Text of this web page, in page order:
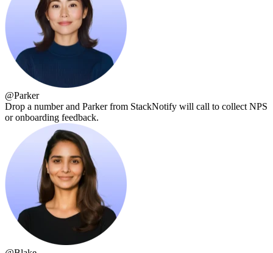
@Parker
Drop a number and Parker from StackNotify will call to collect NPS
or onboarding feedback.